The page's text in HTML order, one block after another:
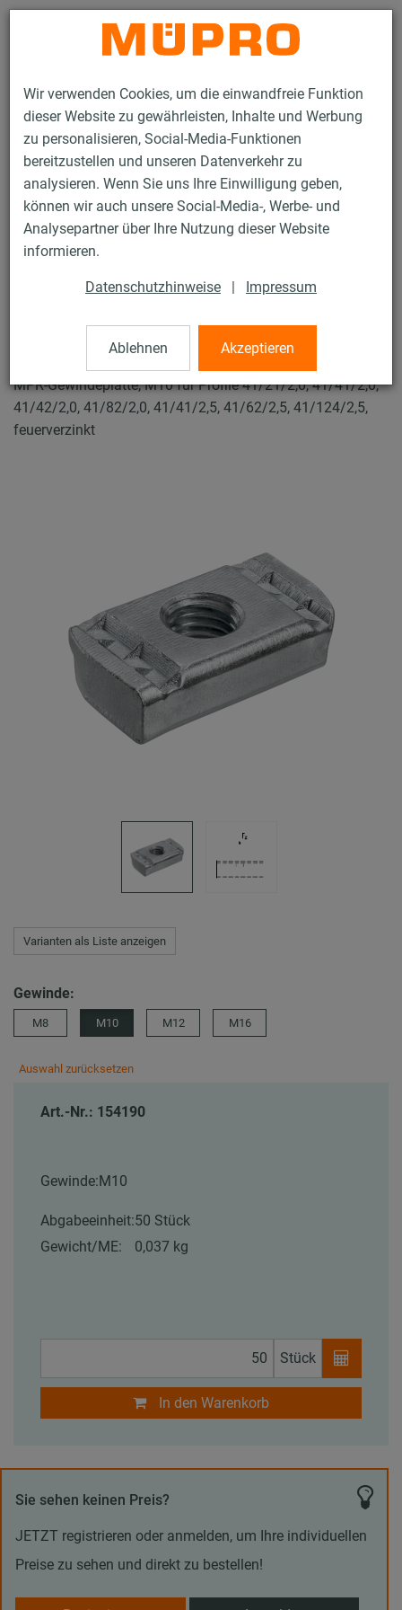
Wir verwenden Cookies, um die einwandfreie Funktion
dieser Website zu gewährleisten, Inhalte und Werbung
zu personalisieren, Social-Media-Funktionen
bereitzustellen und unseren Datenverkehr zu
analysieren. Wenn Sie uns Ihre Einwilligung geben,
können wir auch unsere Social-Media-, Werbe- und
Analysepartner über Ihre Nutzung dieser Website
informieren.
Datenschutzhinweise | Impressum
Ablehnen Akzeptieren
Kontakt
Produkte Befestigungstechnik
Lüftungsbefestigung
Feuerverzinkte Produkte für die Lüftungsbefestigung
MPR-Gewindeplatten
MPR-Gewindeplatten
MPR-Gewindeplatte, M10 für Profile 41/21/2,0, 41/41/2,0,
41/42/2,0, 41/82/2,0, 41/41/2,5, 41/62/2,5, 41/124/2,5,
feuerverzinkt
Varianten als Liste anzeigen
Gewinde:
M8 M10 M12 M16
Auswahl zurücksetzen
Art.-Nr.: 154190
Gewinde:M10
Abgabeeinheit:50 Stück
Gewicht/ME:
0,037 kg
Stück
In den Warenkorb
Sie sehen keinen Preis?
JETZT registrieren oder anmelden, um Ihre individuellen
Preise zu sehen und direkt zu bestellen!